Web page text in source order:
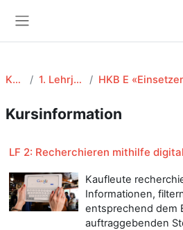
KV EFZ 1. Lehrjahr - 24-27
Kursinformation
LF 2: Recherchieren mithilfe
Kaufleute
Informationen,
entsprechend dem
auftraggebenden